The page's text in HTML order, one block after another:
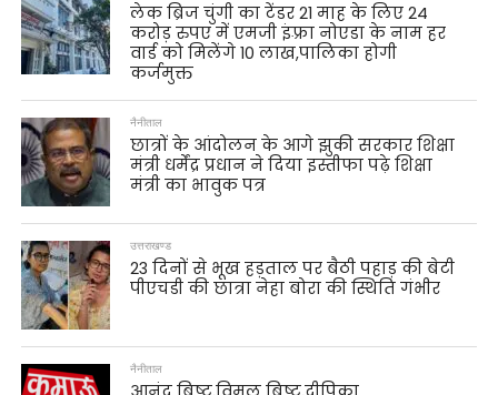
लेक ब्रिज चुंगी का टेंडर 21 माह के लिए 24
करोड़ रुपए में एमजी इंफ़्रा नोएडा के नाम हर
वार्ड को मिलेंगे 10 लाख,पालिका होगी
कर्जमुक्त
नैनीताल
छात्रों के आंदोलन के आगे झुकी सरकार शिक्षा
मंत्री धर्मेंद्र प्रधान ने दिया इस्तीफा पढ़े शिक्षा
मंत्री का भावुक पत्र
उत्तराखण्ड
23 दिनों से भूख हड़ताल पर बैठी पहाड़ की बेटी
पीएचडी की छात्रा नेहा बोरा की स्थिति गंभीर
नैनीताल